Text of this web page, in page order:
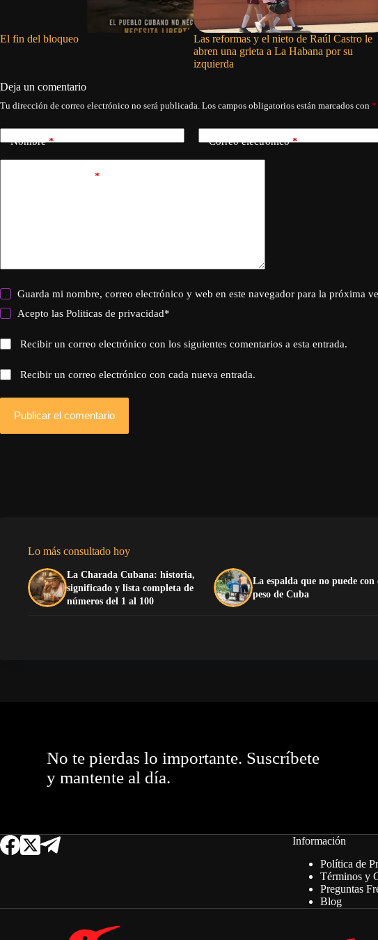
El fin del bloqueo
Las reformas y el nieto de Raúl Castro le
abren una grieta a La Habana por su
izquierda
Deja un comentario
Tu dirección de correo electrónico no será publicada. Los campos obligatorios están marcados con *
Nombre* Correo electrónico*
*
Guarda mi nombre, correo electrónico y web en este navegador para la próxima
Acepto lasPoliticas de privacidad*
Recibir un correo electrónico con los siguientes comentarios a esta entrada.
Recibir un correo electrónico con cada nueva entrada.
Publicar el comentario
Lo más consultado hoy
La Charada Cubana: historia,
significado y lista completa de
números del 1 al 100
La espalda que no puede con
peso de Cuba
No te pierdas lo importante. Suscríbete
y mantente al día.
Información
Política de
Términos y
Preguntas
Blog